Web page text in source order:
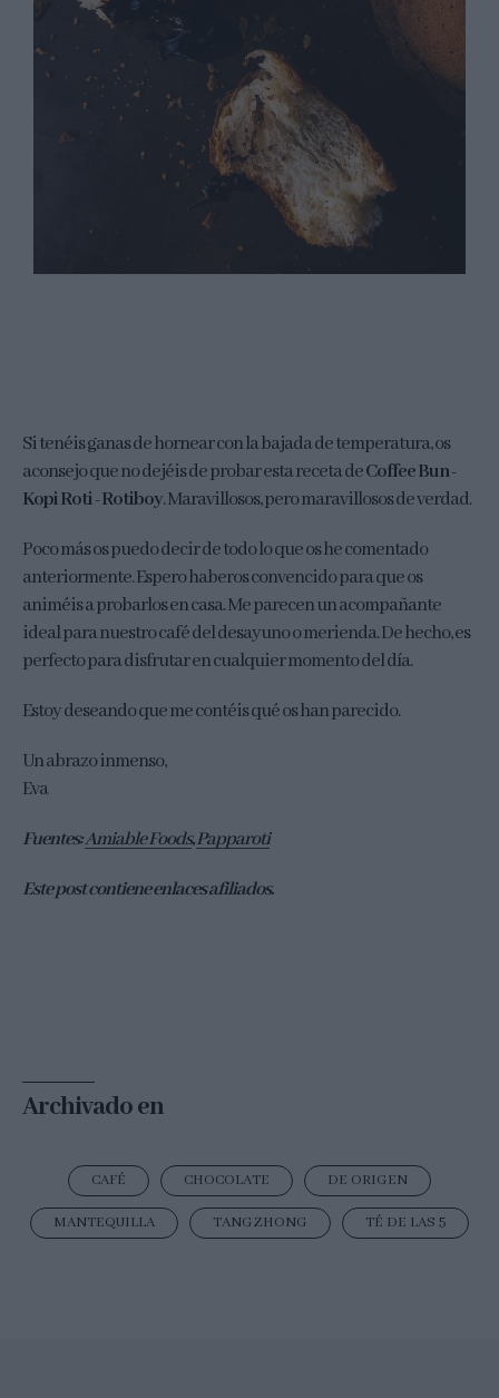
Si tenéis ganas de hornear con la bajada de temperatura, os
aconsejo que no dejéis de probar esta receta deCoffee Bun -
Kopi Roti - Rotiboy. Maravillosos, pero maravillosos de verdad.
Poco más os puedo decir de todo lo que os he comentado
anteriormente. Espero haberos convencido para que os
animéis a probarlos en casa. Me parecen un acompañante
ideal para nuestro café del desayuno o merienda. De hecho, es
perfecto para disfrutar en cualquier momento del día.
Estoy deseando que me contéis qué os han parecido.
Un abrazo inmenso,
Eva
Fuentes:Amiable Foods,Papparoti
Este post contiene enlaces afiliados.
Archivado en
CAFÉ CHOCOLATE DE ORIGEN
MANTEQUILLA TANGZHONG TÉ DE LAS 5